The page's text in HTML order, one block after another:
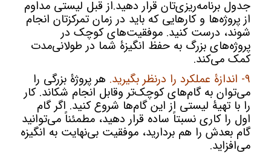
جدول برنامه‌ریزی‌تان قرار دهید.از قبل لیستی مداوم
از پروژه‌ها و کارهایی که باید در زمان تمرکزتان انجام
شوند، درست کنید. موفقیت‌های کوچک در
پروژه‌های بزرگ به حفظ انگیزۀ شما در طولانی‌مدت
کمک می‌کند.
9- اندازۀ عملکرد را درنظر بگیرید.
هر پروژۀ بزرگی را
می‌توان به گام‌های کوچک‌تر وقابل انجام شکاند. کار
را با تهیۀ لیستی از این گام‌ها شروع کنید. اگر گام
اول را کاری نسبتاً ساده قرار دهید، مطمئناً می‌توانید
گام بعدش را هم بردارید، موفقیت بی‌نهایت به انگیزه
می‌افزاید.